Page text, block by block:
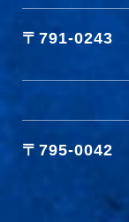
〒791-0243
〒795-0042